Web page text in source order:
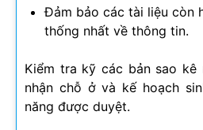
Đảm bảo các tài liệu còn
thống nhất về thông tin.
Kiểm tra kỹ các bản sao kê
nhận chỗ ở và kế hoạch
năng được duyệt.